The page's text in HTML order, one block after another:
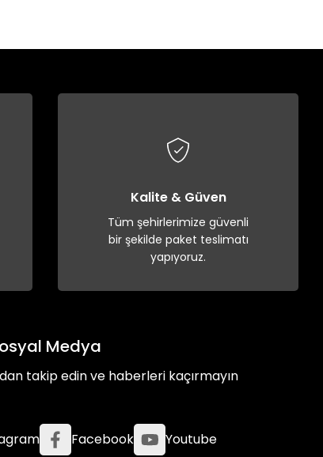
Kalite & Güven
Tüm şehirlerimize güvenli
bir şekilde paket teslimatı
yapıyoruz.
Medya
takip edin ve haberleri kaçırmayın
Facebook Youtube